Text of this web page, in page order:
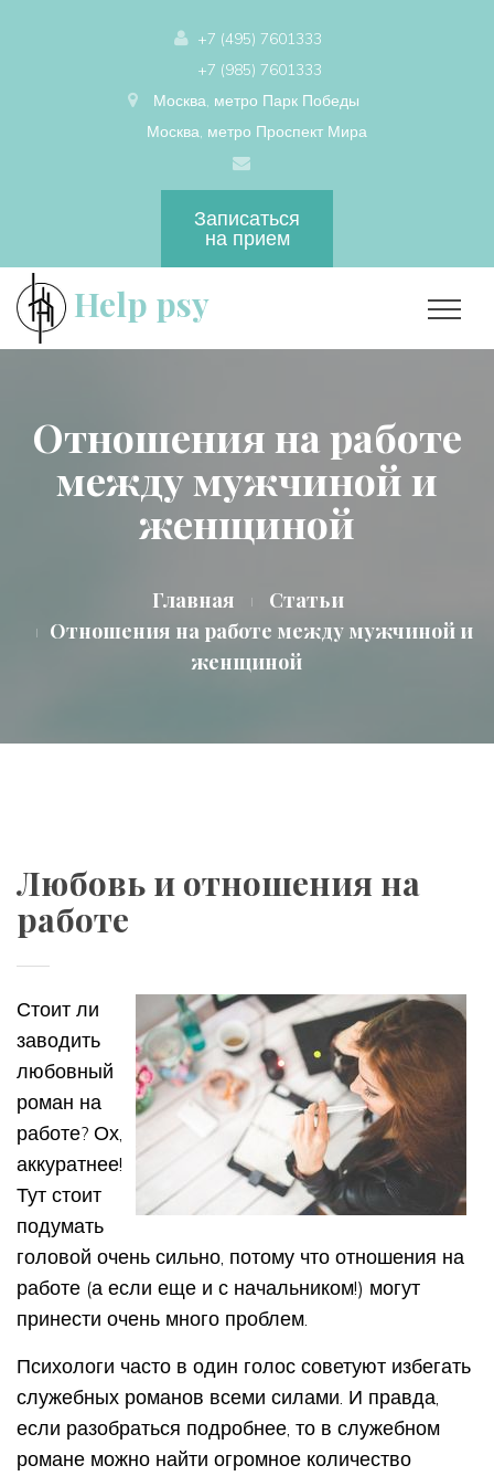
+7 (495) 7601333
+7 (985) 7601333
Москва, метро Парк Победы
Москва, метро Проспект Мира
Записаться
на прием
Help psy
Отношения на работе
между мужчиной и
женщиной
Главная
Статьи
Отношения на работе между мужчиной и
женщиной
Любовь и отношения на
работе
Стоит ли
заводить
любовный
роман на
работе? Ох,
аккуратнее!
Тут стоит
подумать
головой очень сильно, потому что отношения на
работе (а если еще и с начальником!) могут
принести очень много проблем.
Психологи часто в один голос советуют избегать
служебных романов всеми силами. И правда,
если разобраться подробнее, то в служебном
романе можно найти огромное количество